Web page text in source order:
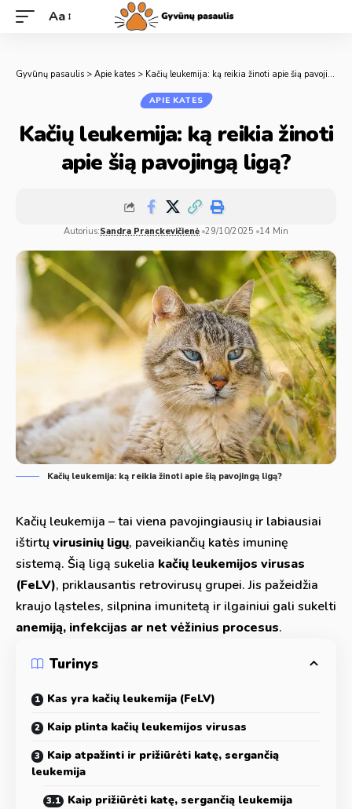
Aa
Gyvūnų pasaulis > Apie kates > Kačių leukemija: ką reikia žinoti apie šią pavojingą ligą?
APIE KATES
Kačių leukemija: ką reikia žinoti
apie šią pavojingą ligą?
Autorius:Sandra Pranckevičienė 29/10/2025 14 Min
Kačių leukemija: ką reikia žinoti apie šią pavojingą ligą?
Kačių leukemija – tai viena pavojingiausių ir labiausiai
ištirtų virusinių ligų, paveikiančių katės imuninę
sistemą. Šią ligą sukelia kačių leukemijos virusas
(FeLV), priklausantis retrovirusų grupei. Jis pažeidžia
kraujo ląsteles, silpnina imunitetą ir ilgainiui gali sukelti
anemiją, infekcijas ar net vėžinius procesus.
Turinys
Kas yra kačių leukemija (FeLV)
Kaip plinta kačių leukemijos virusas
Kaip atpažinti ir prižiūrėti katę, sergančią
leukemija
Kaip prižiūrėti katę, sergančią leukemija